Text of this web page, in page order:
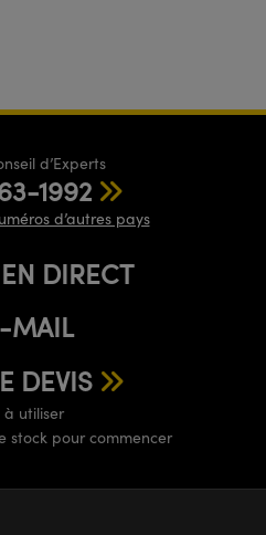
d’Experts
1992
d’autres pays
DIRECT
MAIL
DEVIS
utiliser
stock pour commencer